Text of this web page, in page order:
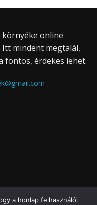
környéke online
mindent megtalál,
fontos, érdekes lehet.
a honlap felhasználói